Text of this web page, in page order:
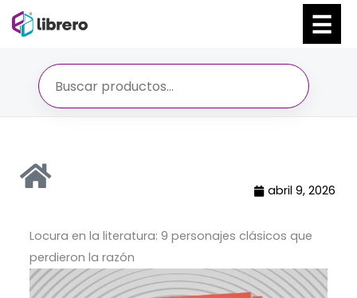
abril 9, 2026
Locura en la literatura: 9 personajes clásicos que
perdieron la razón